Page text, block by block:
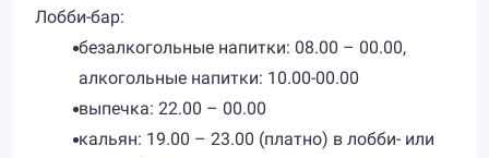
Лобби-бар:
безалкогольные напитки: 08.00 – 00.00,
алкогольные напитки: 10.00-00.00
выпечка: 22.00 – 00.00
кальян: 19.00 – 23.00 (платно) в лобби- или